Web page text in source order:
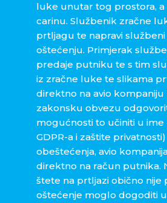
luke unutar tog prostora, a
carinu. Službenik zračne
prtljagu te napravi službeni
oštećenju. Primjerak
predaje putniku te s tim
iz zračne luke te slikama
direktno na avio
zakonsku obvezu
mogućnosti to učiniti u ime
GDPR-a i zaštite
obeštećenja, avio
direktno na račun putnika.
štete na prtljazi obično nije
oštećenje moglo dogoditi